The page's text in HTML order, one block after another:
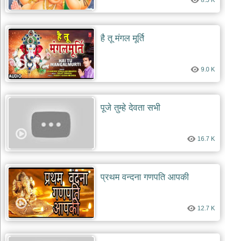
है तू मंगल मूर्ति
9.0 K
पूजे तुम्हे देवता सभी
16.7 K
प्रथम वन्दना गणपति आपकी
12.7 K